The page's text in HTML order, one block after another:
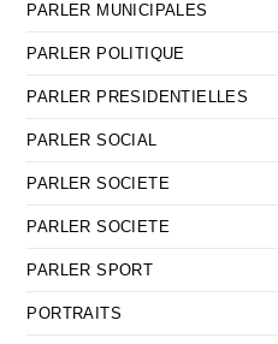
PARLER MUNICIPALES
PARLER POLITIQUE
PARLER PRESIDENTIELLES
PARLER SOCIAL
PARLER SOCIETE
PARLER SOCIETE
PARLER SPORT
PORTRAITS